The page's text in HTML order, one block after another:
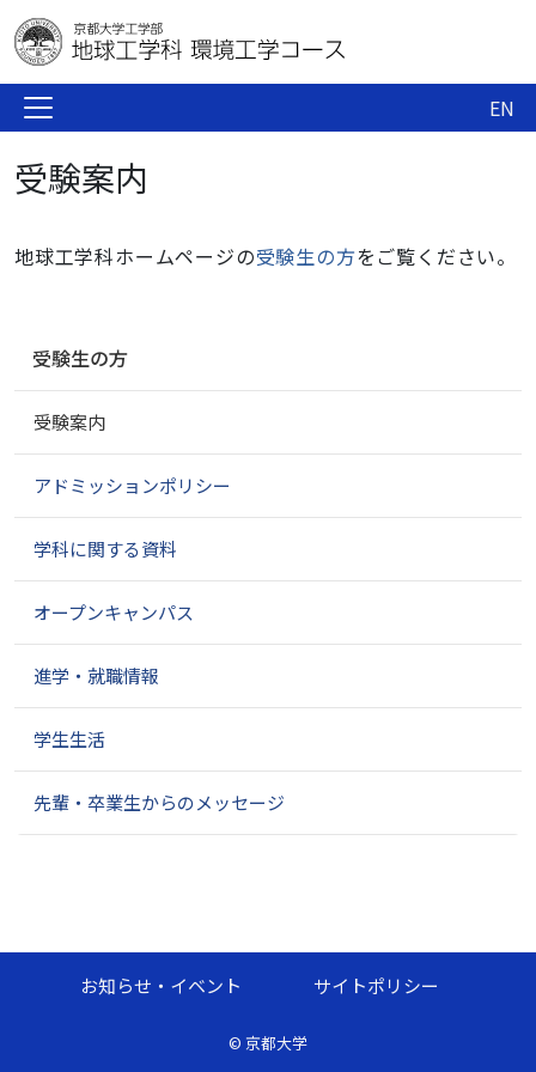
EN
受験案内
地球工学科ホームページの受験生の方をご覧ください。
ゲ
シ
ン
受験生の方
受験案内
アドミッションポリシー
学科に関する資料
オープンキャンパス
進学・就職情報
学生生活
先輩・卒業生からのメッセージ
© 京都大学
お知らせ・イベント サイトポリシー